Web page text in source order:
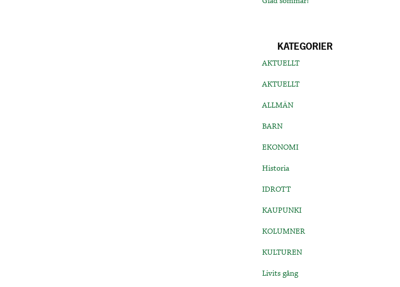
KATEGORIER
AKTUELLT
AKTUELLT
ALLMÄN
BARN
EKONOMI
Historia
IDROTT
KAUPUNKI
KOLUMNER
KULTUREN
Livits gång